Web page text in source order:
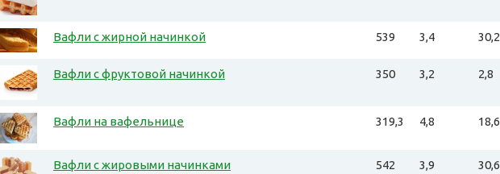
Вафли с жирной начинкой 539 3,4 30,2
Вафли с фруктовой начинкой 350 3,2 2,8
Вафли на вафельнице 319,3 4,8 18,6
Вафли с жировыми начинками 542 3,9 30,6